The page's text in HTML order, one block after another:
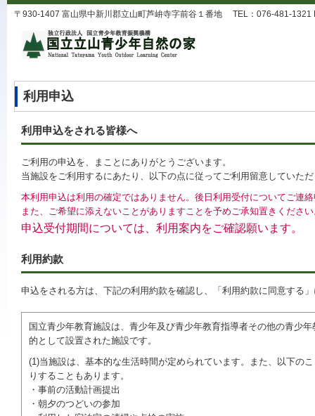
〒930-1407 富山県中新川郡立山町芦峅寺字前谷１番地 TEL：076-481-1321
利用申込
利用申込をされる皆様へ
ご利用の申込を、まことにありがとうございます。
当施設をご利用するにあたり、以下の点に従ってご利用留意していた
本利用申込は利用の確定ではありません。後日利用受付についてご連
また、ご希望に添えないことがありますことを予めご承知置きくださ
申込受付期間については、利用案内をご確認願います。
利用約款
申込をされる方は、下記の利用約款を確認し、「利用約款に同意する
国立青少年教育施設は、青少年及び青少年教育指導者その他の青少
的として設置された施設です。
(1)当施設は、基本的な生活時間が定められています。また、以下の
りすることもあります。
・事前の活動計画提出
・朝夕のつどいの参加